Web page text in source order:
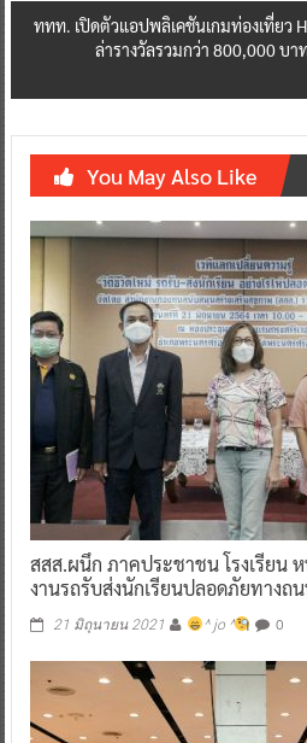
ททท. เปิดตัวแอปพลิเคชันเกมท่องเที่ยว
ล่ารางวัลรวมกว่า 800,000 บา
You May Also Like
สสส.ผนึก ภาคประชาชน โรงเรียน
งานรถรับส่งนักเรียนปลอดภัยทางถ
21 มิถุนายน 2021 ^ jo ^ 0